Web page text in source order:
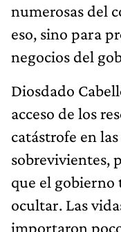
numerosas del
eso, sino para
negocios del
Diosdado
acceso de los
catástrofe en
sobrevivientes,
que el gobierno
ocultar. Las
importaron